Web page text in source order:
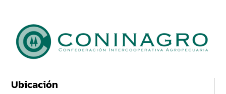
Ubicación